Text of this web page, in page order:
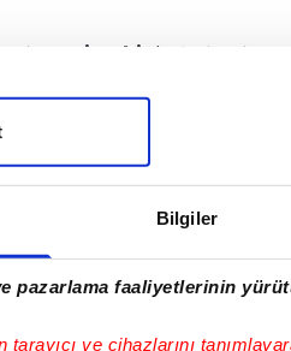
Bilgiler
pazarlama faaliyetlerinin
tarayıcı ve cihazlarını
Nuri Şahin 'in bulunduğu,
bir alternatif olarak
FRANKFURT #CRYSTAL PALACE